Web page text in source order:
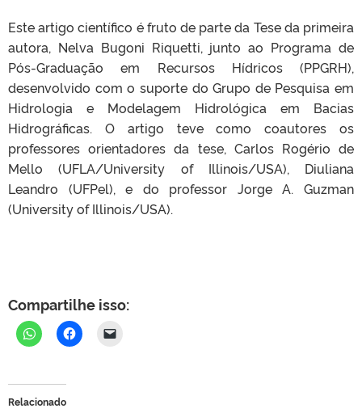
Este artigo científico é fruto de parte da Tese da primeira
autora, Nelva Bugoni Riquetti, junto ao Programa de
Pós-Graduação em Recursos Hídricos (PPGRH),
desenvolvido com o suporte do Grupo de Pesquisa em
Hidrologia e Modelagem Hidrológica em Bacias
Hidrográficas. O artigo teve como coautores os
professores orientadores da tese, Carlos Rogério de
Mello (UFLA/University of Illinois/USA), Diuliana
Leandro (UFPel), e do professor Jorge A. Guzman
(University of Illinois/USA).
Compartilhe isso:
Relacionado